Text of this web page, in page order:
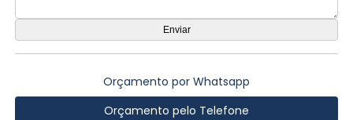
Orçamento por Whatsapp
Orçamento pelo Telefone